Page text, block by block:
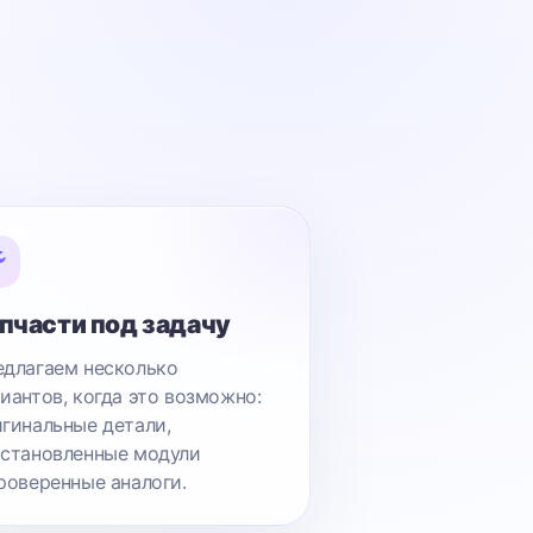
под задачу
несколько
когда это возможно:
детали,
модули
аналоги.